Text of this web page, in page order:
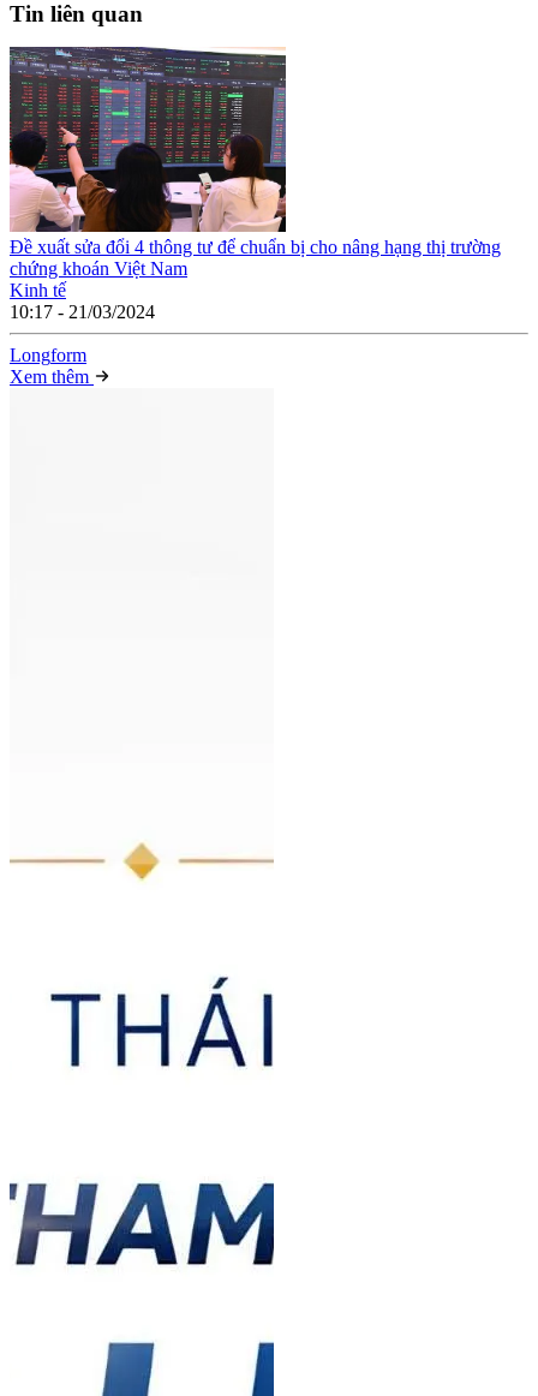
Tin liên quan
Đề xuất sửa đổi 4 thông tư để chuẩn bị cho nâng hạng thị trường
chứng khoán Việt Nam
Kinh tế
10:17 - 21/03/2024
Longform
Xem thêm